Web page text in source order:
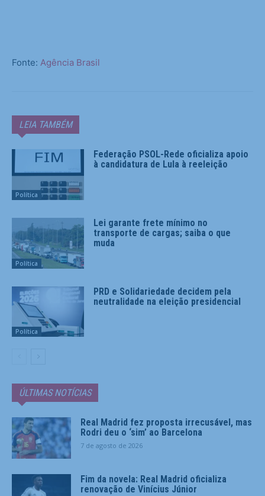
Fonte: Agência Brasil
LEIA TAMBÉM
Política
Federação PSOL-Rede oficializa apoio
à candidatura de Lula à reeleição
Política
Lei garante frete mínimo no
transporte de cargas; saiba o que
muda
Política
PRD e Solidariedade decidem pela
neutralidade na eleição presidencial
ÚLTIMAS NOTÍCIAS
Real Madrid fez proposta irrecusável, mas
Rodri deu o ‘sim’ ao Barcelona
7 de agosto de 2026
Fim da novela: Real Madrid oficializa
renovação de Vinícius Júnior